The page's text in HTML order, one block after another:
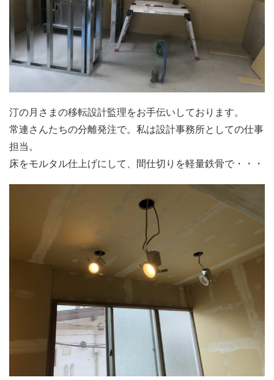
汀の月さまの移転設計監理をお手伝いしております。
常連さんたちの分離発注で。私は設計事務所としての仕事
担当。
床をモルタル仕上げにして、間仕切りを軽量鉄骨で・・・